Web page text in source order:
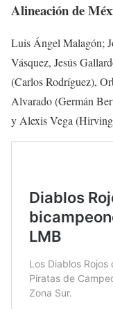
Alineación de
Luis Ángel Malagón;
Vásquez, Jesús
(Carlos Rodríguez),
Alvarado (Germán
y Alexis Vega